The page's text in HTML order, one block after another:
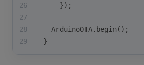
26
    });
27
28
  ArduinoOTA.
begin ();
29
}